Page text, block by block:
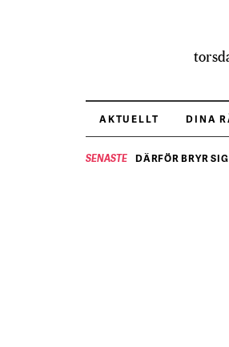
AKTUELLT DINA
SENASTE DÄRFÖR BRYR